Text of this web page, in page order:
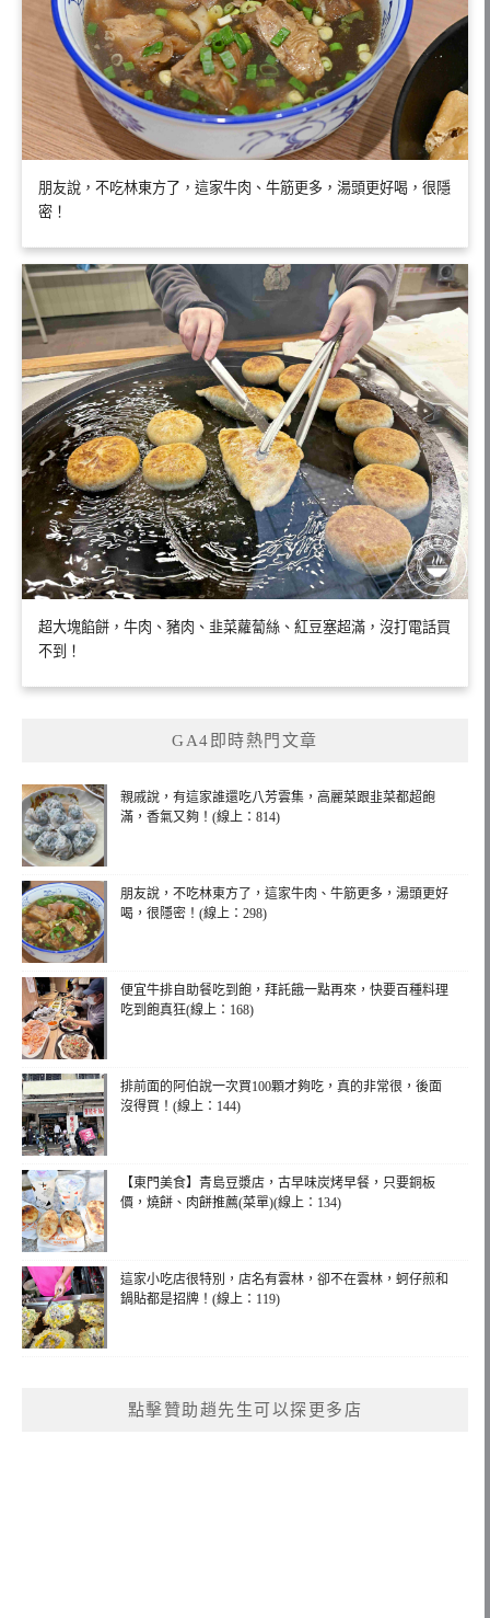
朋友說，不吃林東方了，這家牛肉、牛筋更多，湯頭更好喝，很隱
密！
超大塊餡餅，牛肉、豬肉、韭菜蘿蔔絲、紅豆塞超滿，沒打電話買
不到！
GA4即時熱門文章
親戚說，有這家誰還吃八芳雲集，高麗菜跟韭菜都超飽
滿，香氣又夠！(線上：814)
朋友說，不吃林東方了，這家牛肉、牛筋更多，湯頭更好
喝，很隱密！(線上：298)
便宜牛排自助餐吃到飽，拜託餓一點再來，快要百種料理
吃到飽真狂(線上：168)
排前面的阿伯說一次買100顆才夠吃，真的非常很，後面
沒得買！(線上：144)
【東門美食】青島豆漿店，古早味炭烤早餐，只要銅板
價，燒餅、肉餅推薦(菜單)(線上：134)
這家小吃店很特別，店名有雲林，卻不在雲林，蚵仔煎和
鍋貼都是招牌！(線上：119)
點擊贊助趙先生可以探更多店